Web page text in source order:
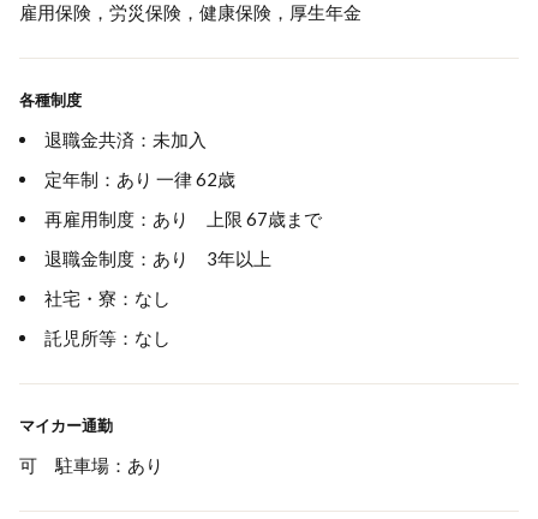
雇用保険，労災保険，健康保険，厚生年金
各種制度
退職金共済：未加入
定年制：あり 一律 62歳
再雇用制度：あり 上限 67歳まで
退職金制度：あり 3年以上
社宅・寮：なし
託児所等：なし
マイカー通勤
可 駐車場：あり